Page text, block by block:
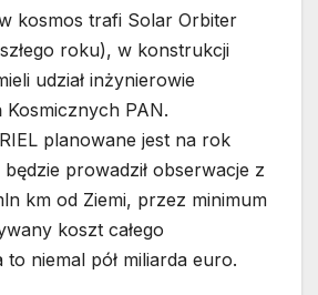
kosmos trafi Solar Orbiter
roku), w konstrukcji
udział inżynierowie
Kosmicznych PAN.
planowane jest na rok
prowadził obserwacje z
km od Ziemi, przez minimum
koszt całego
to niemal pół miliarda euro.